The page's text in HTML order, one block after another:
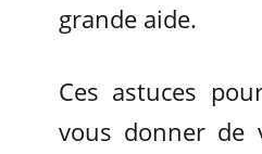
grande aide.
Ces astuces
vous donner de